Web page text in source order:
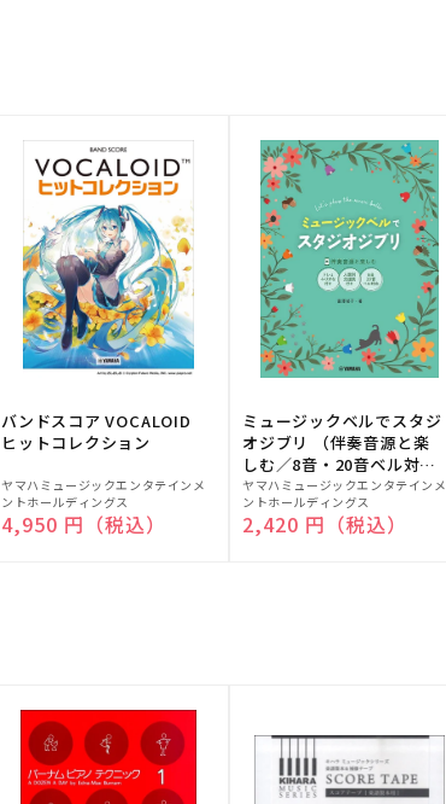
バンドスコア VOCALOID
ヒットコレクション
販
売
元:
ヤマハミュージックエンタテインメ
ントホールディングス
通常価格
4,950 円（税込）
ミュージックベルでスタジ
オジブリ （伴奏音源と楽
しむ／8音・20音ベル対応
／ドレミふりがな付）
販
売
元:
ヤマハミュージックエンタテインメ
ントホールディングス
通常価格
2,420 円（税込）